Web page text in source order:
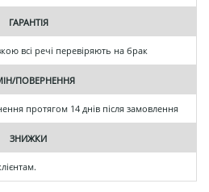
ГАРАНТІЯ
всі речі перевіряють на брак
ПОВЕРНЕННЯ
протягом 14 днів після замовлення
ЗНИЖКИ